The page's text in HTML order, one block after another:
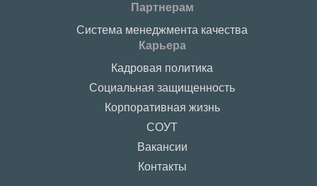
Партнерам
Система менеджмента качества
Карьера
Кадровая политика
Социальная защищенность
Корпоративная жизнь
СОУТ
Вакансии
Контакты